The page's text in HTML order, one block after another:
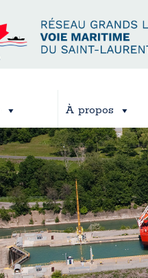
À propos